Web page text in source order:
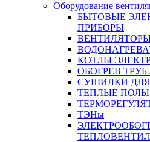
Оборудование
БЫТОВЫЕ
ПРИБОРЫ
КОТЛЫ
ОБОГРЕВ ТРУБ
СУШИЛКИ
ТЕПЛЫЕ ПОЛЫ
ТЭНы